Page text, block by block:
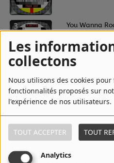
Les
collectons
Nous utilisons des cookies
fonctionnalités proposés sur
l'expérience de nos utilisateurs.
TOUT ACCEPTER TOUT
Analytics
3 You Wanna